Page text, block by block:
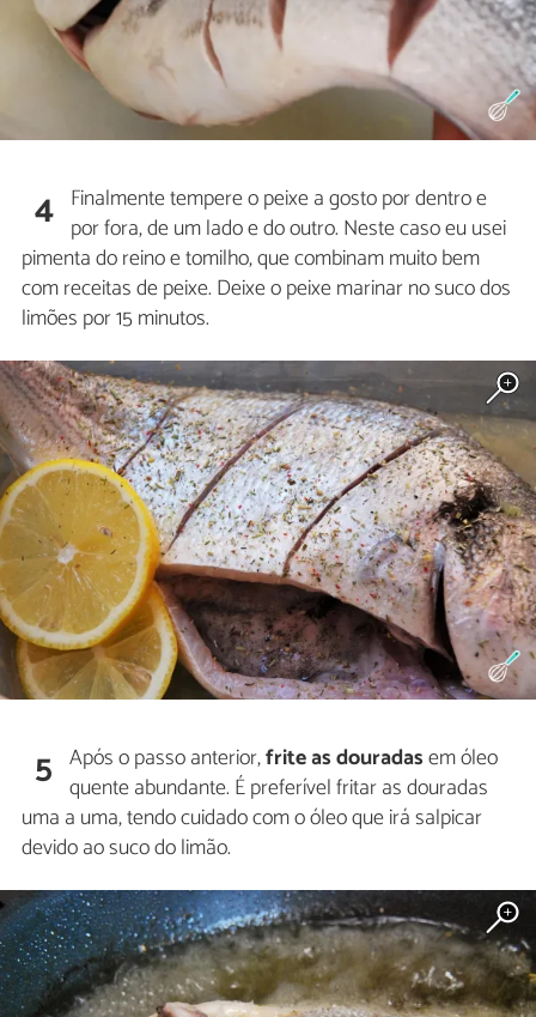
4 Finalmente tempere o peixe a gosto por dentro e
por fora, de um lado e do outro. Neste caso eu usei
pimenta do reino e tomilho, que combinam muito bem
com receitas de peixe. Deixe o peixe marinar no suco dos
limões por 15 minutos.
5 Após o passo anterior,frite as douradasem óleo
quente abundante. É preferível fritar as douradas
uma a uma, tendo cuidado com o óleo que irá salpicar
devido ao suco do limão.